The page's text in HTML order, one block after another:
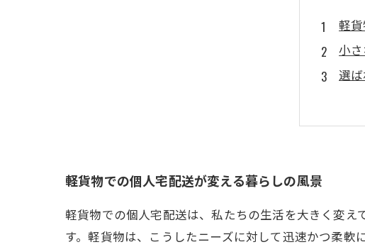
軽
小
選
迅
コ
軽貨物での個人宅配送が変える暮らしの風景
軽貨物での個人宅配送は、私たちの生活を大きく変
す。軽貨物は、こうしたニーズに対して迅速かつ柔